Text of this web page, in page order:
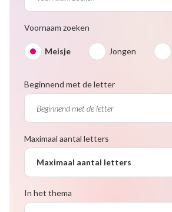
Voornaam zoeken
Meisje Jongen
Beginnend met de letter
Maximaal aantal letters
Maximaal aantal letters
In het thema